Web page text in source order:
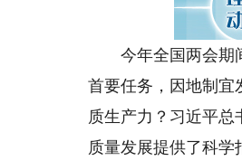
今年全国两会期间
首要任务，因地制宜
质生产力？习近平
质量发展提供了科